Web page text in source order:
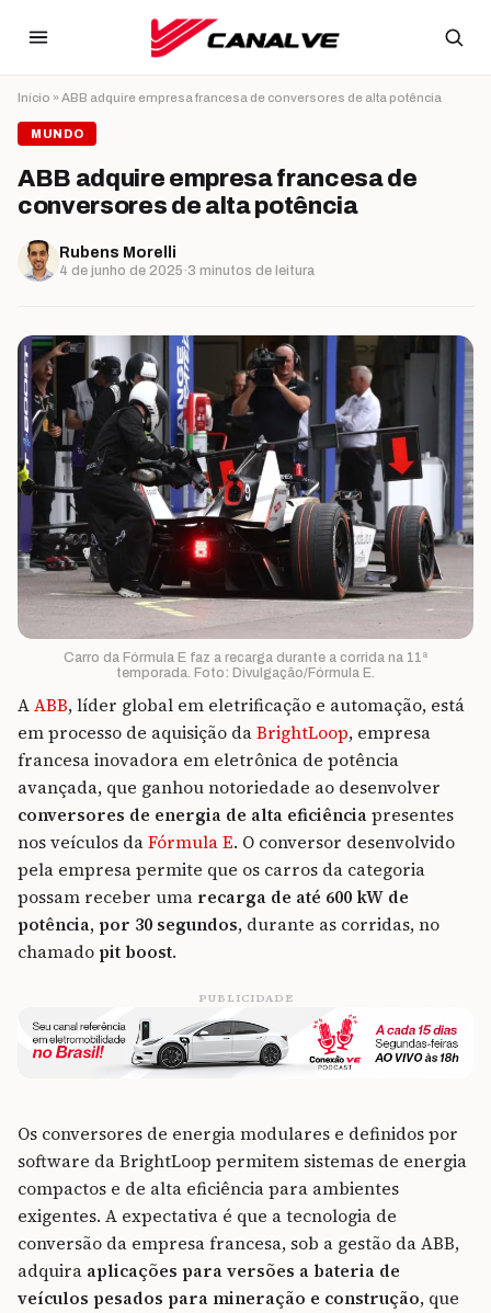
Início »ABB adquire empresa francesa de conversores de alta potência
MUNDO
ABB adquire empresa francesa de
conversores de alta potência
Rubens Morelli
4 de junho de 2025·3 minutos de leitura
Carro da Fórmula E faz a recarga durante a corrida na 11ª
temporada. Foto: Divulgação/Fórmula E.
AABB, líder global em eletrificação e automação, está
em processo de aquisição daBrightLoop, empresa
francesa inovadora em eletrônica de potência
avançada, que ganhou notoriedade ao desenvolver
conversores de energia de alta eficiênciapresentes
nos veículos daFórmula E. O conversor desenvolvido
pela empresa permite que os carros da categoria
possam receber uma recarga de até 600 kW de
potência, por 30 segundos, durante as corridas, no
chamado pit boost.
PUBLICIDADE
Os conversores de energia modulares e definidos por
software da BrightLoop permitem sistemas de energia
compactos e de alta eficiência para ambientes
exigentes. A expectativa é que a tecnologia de
conversão da empresa francesa, sob a gestão da ABB,
adquira aplicações para versões a bateria de
veículos pesados para mineração e construção, que